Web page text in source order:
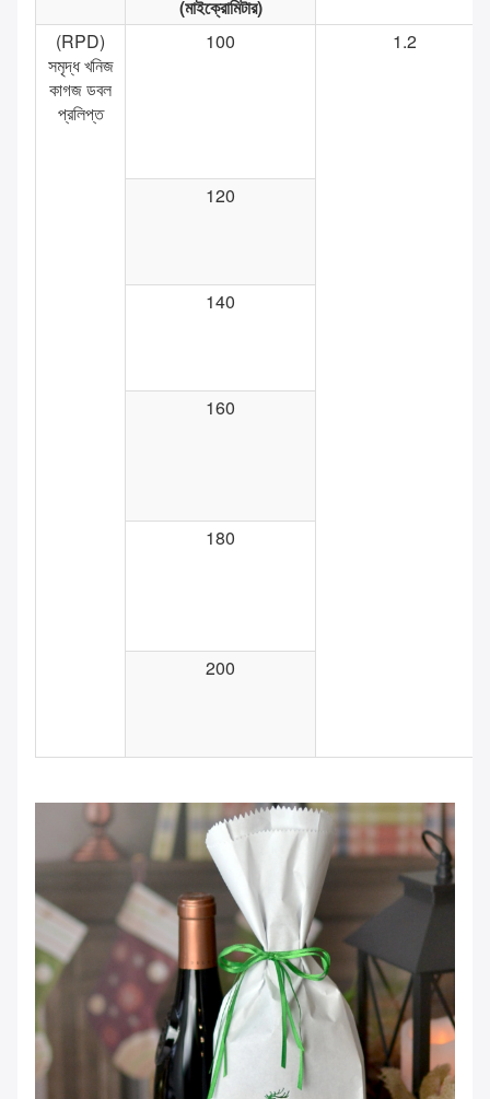
(মাইক্রোমিটার)
(RPD)
সমৃদ্ধ খনিজ
কাগজ ডবল
প্রলিপ্ত
100 1.2
120
140
160
180
200